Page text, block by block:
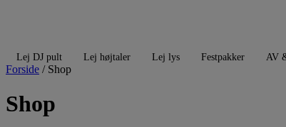
Lej DJ pult Lej højtaler Lej lys Festpakker AV
Forside / Shop
Shop